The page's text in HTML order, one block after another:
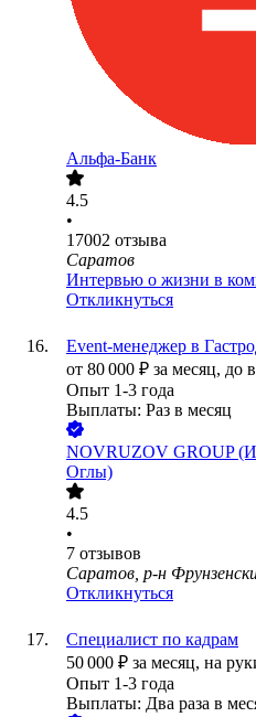
Альфа-Банк
4.5
•
17002 отзыва
Саратов
Интервью о жизни в
Откликнуться
Event-менеджер в
от 80 000 ₽ за месяц, до
Опыт 1-3 года
Выплаты: Раз в месяц
NOVRUZOV GROUP
Оглы)
4.5
•
7 отзывов
Саратов, р-н
Откликнуться
Специалист по кадрам
50 000 ₽ за месяц, на
Опыт 1-3 года
Выплаты: Два раза в